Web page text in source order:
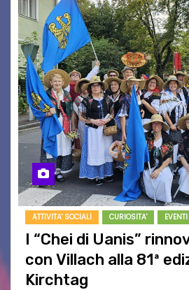
ATTIVITA' SOCIALI CURIOSITA'
I “Chei di Uanis”
con Villach alla 81ª
Kirchtag